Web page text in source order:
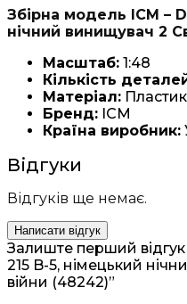
Збірна модель ICM –
нічний винищувач 2
Масштаб: 1:48
Кількість
Матеріал: Пластик
Бренд: ICM
Країна виробник:
Відгуки
Відгуків ще немає.
Написати відгук
Залиште перший
215 B-5, німецький
війни (48242)”